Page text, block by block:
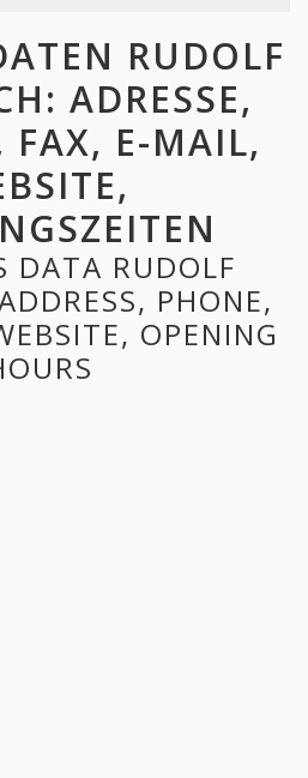
RUDOLF
ADRESSE,
FAX, E-MAIL,
DATA RUDOLF
PHONE,
OPENING